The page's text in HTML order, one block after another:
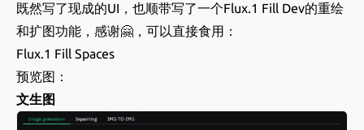
既然写了现成的UI，也顺带写了一个Flux.1 Fill Dev的重绘
和扩图功能，感谢🤗，可以直接食用：
Flux.1 Fill Spaces
预览图：
文生图